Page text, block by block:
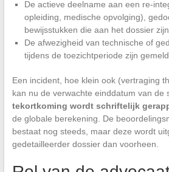
De actieve deelname aan een re-
opleiding, medische opvolging),
bewijsstukken die aan het dossier
De afwezigheid van technische of
tijdens de toezichtperiode zijn gemeld
Een incident, hoe klein ook (vertraging
kan nu de verwachte einddatum van de
tekortkoming wordt schriftelijk
de globale berekening. De
bestaat nog steeds, maar deze wordt
gedetailleerder dossier dan voorheen.